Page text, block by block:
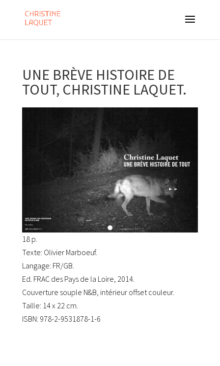
UNE BRÈVE HISTOIRE DE
TOUT, CHRISTINE LAQUET.
18 p.
Texte: Olivier Marboeuf.
Langage: FR/GB.
Ed. FRAC des Pays de la Loire, 2014.
Couverture souple N&B, intérieur offset couleur.
Taille: 14 x 22 cm.
ISBN: 978-2-9531878-1-6